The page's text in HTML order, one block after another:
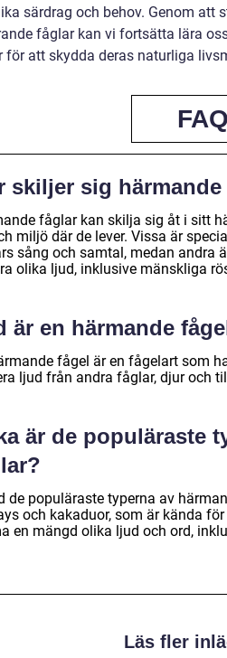
särdrag och behov. Genom att
fåglar kan vi fortsätta lära
för att skydda deras naturliga
FAQ
skiljer sig
fåglar kan skilja sig åt i sitt
miljö där de lever. Vissa är
sång och samtal, medan andra
olika ljud, inklusive mänskliga
är en härmande
fågel är en fågelart som
ljud från andra fåglar, djur och
är de populäraste
de populäraste typerna av
och kakaduor, som är kända
en mängd olika ljud och ord,
Läs fler